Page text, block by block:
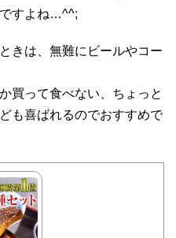
すよね…^^;
きは、無難にビールやコー
買って食べない、ちょっと
も喜ばれるのでおすすめで